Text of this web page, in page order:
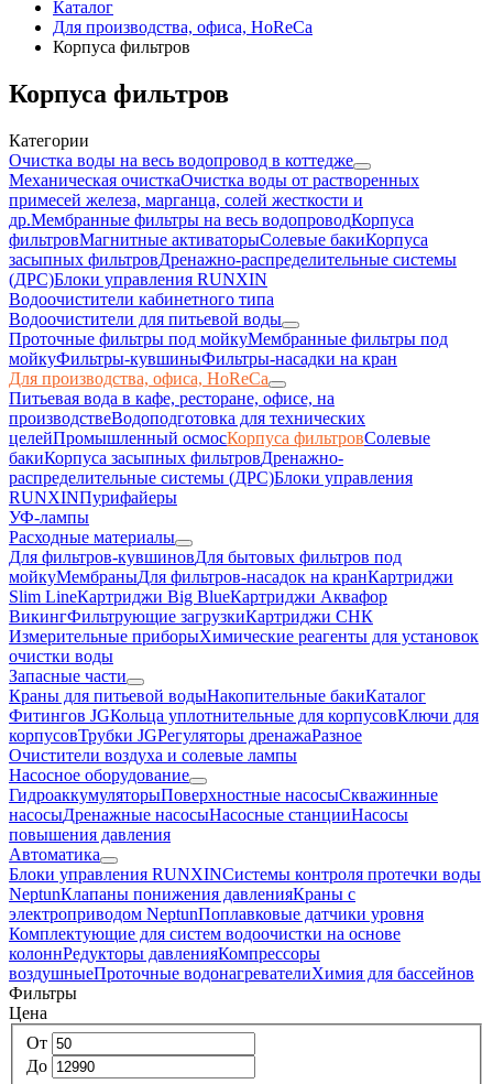
Каталог
Для производства, офиса, HoReCa
Корпуса фильтров
Корпуса фильтров
Категории
Очистка воды на весь водопровод в коттедже
Механическая очисткаОчистка воды от растворенных
примесей железа, марганца, солей жесткости и
др.Мембранные фильтры на весь водопроводКорпуса
фильтровМагнитные активаторыСолевые бакиКорпуса
засыпных фильтровДренажно-распределительные системы
(ДРС)Блоки управления RUNXIN
Водоочистители кабинетного типа
Водоочистители для питьевой воды
Проточные фильтры под мойкуМембранные фильтры под
мойкуФильтры-кувшиныФильтры-насадки на кран
Для производства, офиса, HoReCa
Питьевая вода в кафе, ресторане, офисе, на
производствеВодоподготовка для технических
целейПромышленный осмосКорпуса фильтровСолевые
бакиКорпуса засыпных фильтровДренажно-
распределительные системы (ДРС)Блоки управления
RUNXINПурифайеры
УФ-лампы
Расходные материалы
Для фильтров-кувшиновДля бытовых фильтров под
мойкуМембраныДля фильтров-насадок на кранКартриджи
Slim LineКартриджи Big BlueКартриджи Аквафор
ВикингФильтрующие загрузкиКартриджи СНК
Измерительные приборыХимические реагенты для установок
очистки воды
Запасные части
Краны для питьевой водыНакопительные бакиКаталог
Фитингов JGКольца уплотнительные для корпусовКлючи для
корпусовТрубки JGРегуляторы дренажаРазное
Очистители воздуха и солевые лампы
Насосное оборудование
Гидро­аккумуляторыПоверхностные насосыСкважинные
насосыДренажные насосыНасосные станцииНасосы
повышения давления
Автоматика
Блоки управления RUNXINСистемы контроля протечки воды
NeptunКлапаны понижения давленияКраны с
электроприводом NeptunПоплавковые датчики уровня
Комплектующие для систем водоочистки на основе
колоннРедукторы давленияКомпрессоры
воздушныеПроточные водонагревателиХимия для бассейнов
Фильтры
Цена
От
До